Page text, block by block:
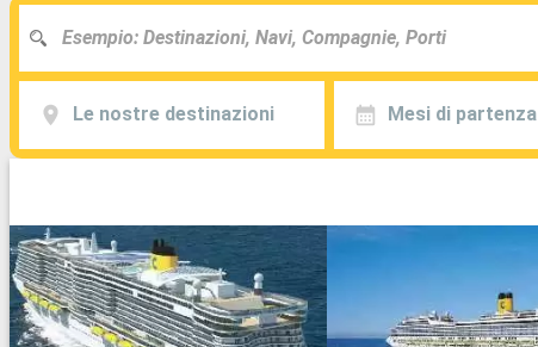
Le nostre destinazioni Mesi di partenza